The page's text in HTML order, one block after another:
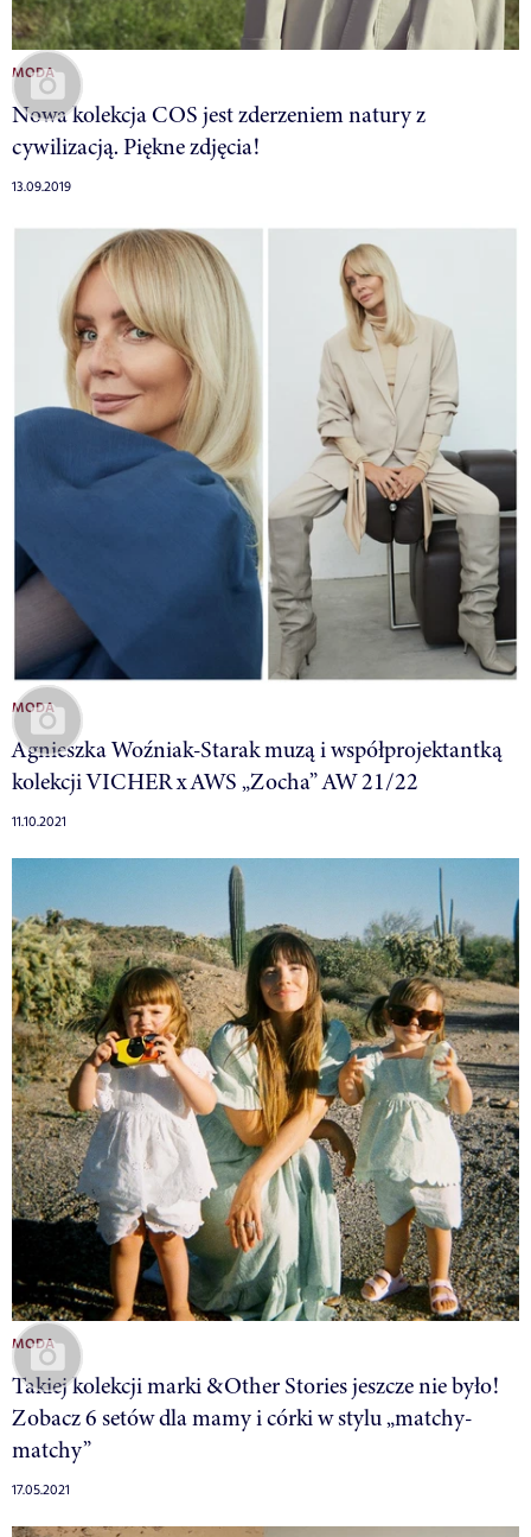
MODA
Nowa kolekcja COS jest zderzeniem natury z
cywilizacją. Piękne zdjęcia!
13.09.2019
MODA
Agnieszka Woźniak-Starak muzą i współprojektantką
kolekcji VICHER x AWS „Zocha” AW 21/22
11.10.2021
MODA
Takiej kolekcji marki &Other Stories jeszcze nie było!
Zobacz 6 setów dla mamy i córki w stylu „matchy-
matchy”
17.05.2021